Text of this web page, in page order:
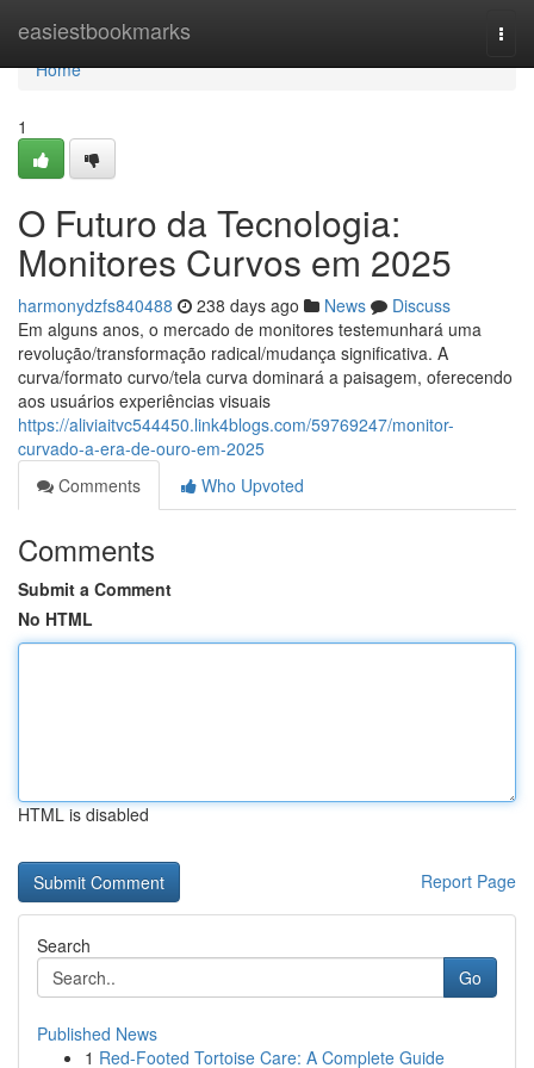
easiestbookmarks
Home
Home
1
O Futuro da Tecnologia:
Monitores Curvos em 2025
harmonydzfs840488 238 days ago News
Discuss
Em alguns anos, o mercado de monitores testemunhará uma
revolução/transformação radical/mudança significativa. A
curva/formato curvo/tela curva dominará a paisagem, oferecendo
aos usuários experiências visuais
https://aliviaitvc544450.link4blogs.com/59769247/monitor-
curvado-a-era-de-ouro-em-2025
Comments
Who Upvoted
Comments
Submit a Comment
No HTML
HTML is disabled
Report Page
Search
Go
Published News
1 Red-Footed Tortoise Care: A Complete Guide